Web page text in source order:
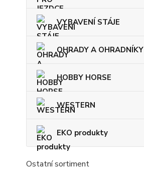
VYBAVENÍ STÁJE
OHRADY A OHRADNÍKY
HOBBY HORSE
WESTERN
EKO produkty
Ostatní sortiment